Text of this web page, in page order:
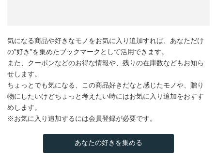
気になる商品や好きなモノをお気に入り追加すれば、あなただけ
の”好き”を集めたブックマークとして活用できます。
また、クーポンなどのお得な情報や、残りの在庫数などもお知ら
せします。
ちょっとでも気になる、この商品好きだなと感じたモノや、贈り
物にしたいけどちょっと考えたい時にはお気に入り追加をおすす
めします。
※お気に入り追加するには会員登録が必要です。
あなたの好きを集める